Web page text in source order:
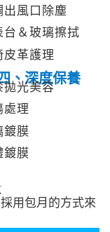
出風口除塵
台＆玻璃擦拭
皮革護理
、深度保養
拋光美容
處理
鍍膜
鍍膜
用包月的方式來